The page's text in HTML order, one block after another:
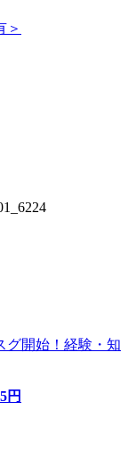
＞
グ開始！経験・知
円